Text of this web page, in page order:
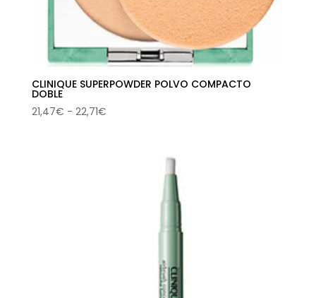
CLINIQUE SUPERPOWDER POLVO COMPACTO
DOBLE
21,47€ - 22,71€Rango